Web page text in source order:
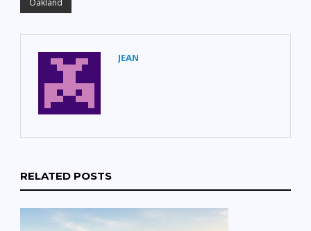
JEAN
RELATED POSTS